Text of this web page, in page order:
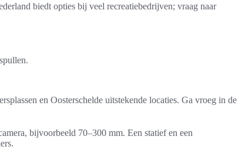
biedt opties bij veel recreatiebedrijven; vraag naar
en Oosterschelde uitstekende locaties. Ga vroeg in de
bijvoorbeeld 70–300 mm. Een statief en een